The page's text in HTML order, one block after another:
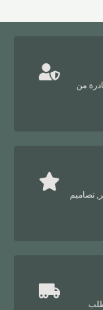
من
تصاميم